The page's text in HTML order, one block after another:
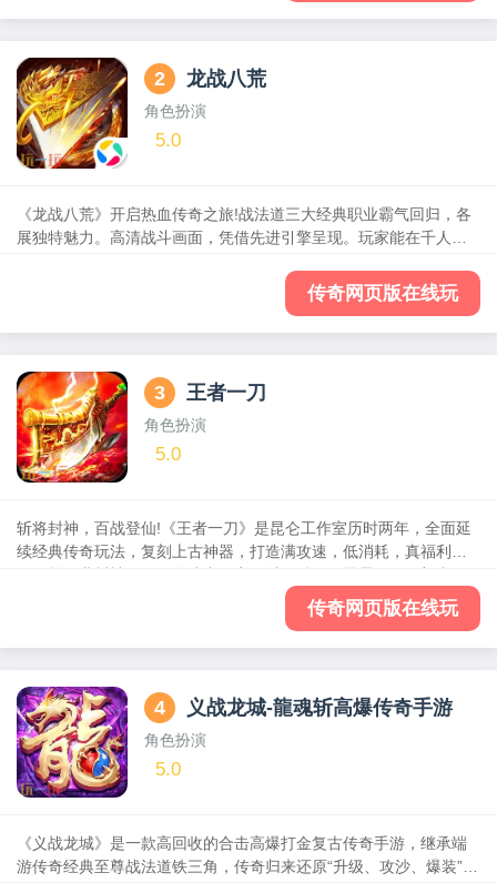
2 龙战八荒
角色扮演
5.0
《龙战八荒》开启热血传奇之旅!战法道三大经典职业霸气回归，各
展独特魅力。高清战斗画面，凭借先进引擎呈现。玩家能在千人同
率，可爆终极神装。还能自由交易，打造不氪金体验，速来称霸玛
传奇网页版在线玩
3 王者一刀
角色扮演
5.0
斩将封神，百战登仙!《王者一刀》是昆仑工作室历时两年，全面延
续经典传奇玩法，复刻上古神器，打造满攻速，低消耗，真福利的
君、哪吒三太子附体，开启雷霆刺杀，无敌剑气，流星火雨等千里
传奇网页版在线玩
4 义战龙城-龍魂斩高爆传奇手游
角色扮演
5.0
《义战龙城》是一款高回收的合击高爆打金复古传奇手游，继承端
游传奇经典至尊战法道铁三角，传奇归来还原“升级、攻沙、爆装”三